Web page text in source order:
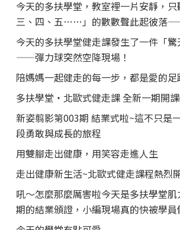
今天的多扶學堂，教室裡一片安靜，只
三、四、五……」的數數聲此起彼落
今天的多扶學堂健走課發生了一件「
——彈力球突然空降現場！
陪媽媽一起健走的每一步，都是愛的足
多扶學堂・北歐式健走課 全新一期開課
新姿翦影第003期 結業式啦~這不只是
段勇敢與成長的旅程
用雙腳走出健康，用笑容走進人生
走出健康新生活~北歐式健走課程熱烈
吼～怎麼那麼厲害啦今天是多扶學堂
期的結業頒證，小編現場真的快被學